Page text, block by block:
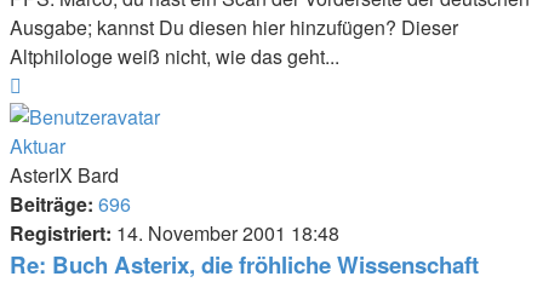
Ausgabe; kannst Du diesen hier hinzufügen? Dieser
Altphilologe weiß nicht, wie das geht...
oben
Aktuar
AsterIX Bard
Beiträge: 696
Registriert: 14. November 2001 18:48
Re: Buch Asterix, die fröhliche Wissenschaft